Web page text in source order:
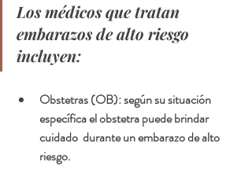
Los médicos que tratan
embarazos de alto riesgo
incluyen:
Obstetras (OB): según su situación
específica el obstetra puede brindar
cuidado  durante un embarazo de alto
riesgo.